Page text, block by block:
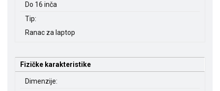
Do 16 inča
Tip:
Ranac za laptop
Fizičke karakteristike
Dimenzije: